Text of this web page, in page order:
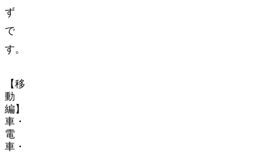
ず
で
す。
【移
動
編】
車・
電
車・